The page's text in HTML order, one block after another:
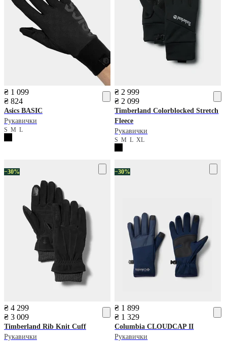
₴ 1 099
₴ 824
Asics BASIC
Рукавички
S M L
₴ 2 999
₴ 2 099
Timberland Colorblocked Stretch
Fleece
Рукавички
SMLXL
−30%
₴ 4 299
₴ 3 009
Timberland Rib Knit Cuff
Рукавички
−30%
₴ 1 899
₴ 1 329
Columbia CLOUDCAP II
Рукавички